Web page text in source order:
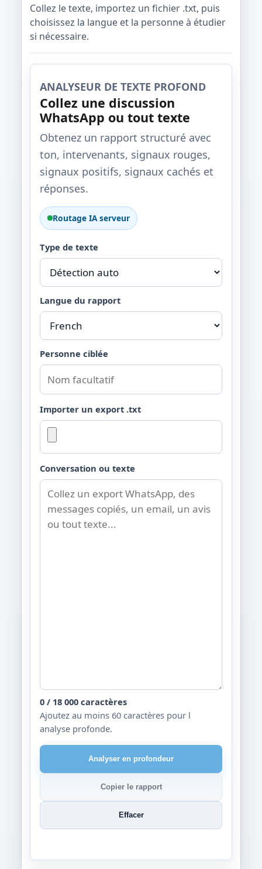
Collez le texte, importez un fichier .txt, puis
choisissez la langue et la personne à étudier
si nécessaire.
ANALYSEUR DE TEXTE PROFOND
Collez une discussion
WhatsApp ou tout texte
Obtenez un rapport structuré avec
ton, intervenants, signaux rouges,
signaux positifs, signaux cachés et
réponses.
Routage IA serveur
Type de texte
Langue du rapport
Personne ciblée
Importer un export .txt
Conversation ou texte
0 / 18 000 caractères
Ajoutez au moins 60 caractères pour l
analyse profonde.
Analyser en profondeur
Copier le rapport
Effacer